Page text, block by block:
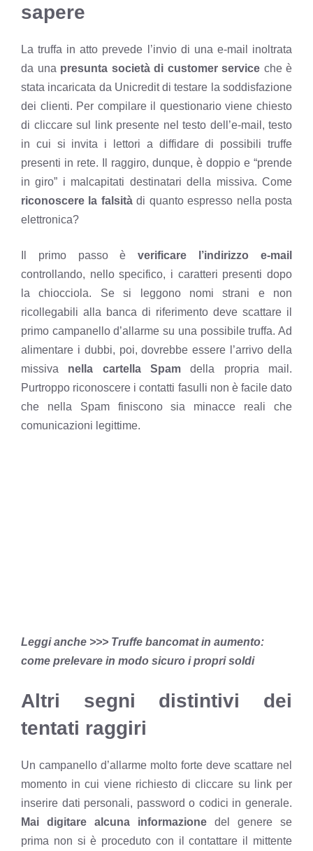
sapere
La truffa in atto prevede l’invio di una e-mail inoltrata
da una presunta società di customer service che è
stata incaricata da Unicredit di testare la soddisfazione
dei clienti. Per compilare il questionario viene chiesto
di cliccare sul link presente nel testo dell’e-mail, testo
in cui si invita i lettori a diffidare di possibili truffe
presenti in rete. Il raggiro, dunque, è doppio e “prende
in giro” i malcapitati destinatari della missiva. Come
riconoscere la falsitàdi quanto espresso nella posta
elettronica?
Il primo passo èverificare l’indirizzo e-mail
controllando, nello specifico, i caratteri presenti dopo
la chiocciola. Se si leggono nomi strani e non
ricollegabili alla banca di riferimento deve scattare il
primo campanello d’allarme su una possibile truffa. Ad
alimentare i dubbi, poi, dovrebbe essere l’arrivo della
missiva nella cartella Spam della propria mail.
Purtroppo riconoscere i contatti fasulli non è facile dato
che nella Spam finiscono sia minacce reali che
comunicazioni legittime.
Leggi anche >>> Truffe bancomat in aumento:
come prelevare in modo sicuro i propri soldi
Altri segni distintivi dei
tentati raggiri
Un campanello d’allarme molto forte deve scattare nel
momento in cui viene richiesto di cliccare su link per
inserire dati personali, password o codici in generale.
Mai digitare alcuna informazione del genere se
prima non si è proceduto con il contattare il mittente